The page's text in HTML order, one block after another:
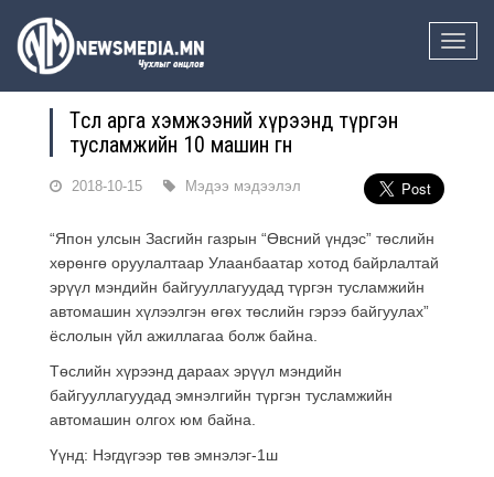
Toggle
Төсөл арга хэмжээний хүрээнд түргэн
тусламжийн 10 машин өгнө
2018-10-15 Мэдээ мэдээлэл
“Япон улсын Засгийн газрын “Өвсний үндэс” төслийн
хөрөнгө оруулалтаар Улаанбаатар хотод байрлалтай
эрүүл мэндийн байгууллагуудад түргэн тусламжийн
автомашин хүлээлгэн өгөх төслийн гэрээ байгуулах”
ёслолын үйл ажиллагаа болж байна.
Төслийн хүрээнд дараах эрүүл мэндийн
байгууллагуудад эмнэлгийн түргэн тусламжийн
автомашин олгох юм байна.
Үүнд: Нэгдүгээр төв эмнэлэг-1ш